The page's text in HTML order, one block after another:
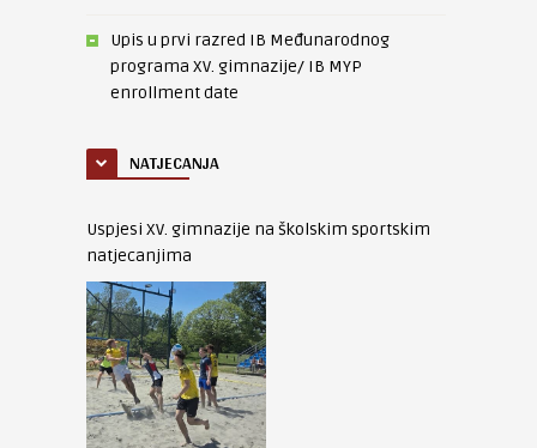
Upis u prvi razred IB Međunarodnog
programa XV. gimnazije/ IB MYP
enrollment date
NATJECANJA
Uspjesi XV. gimnazije na školskim sportskim
natjecanjima